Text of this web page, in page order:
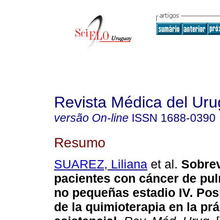
Revista Médica del
versão On-line ISSN 1688-0390
Resumo
SUAREZ, Liliana et al.
pacientes con cáncer de
no pequeñas estadio IV.
de la quimioterapia en la